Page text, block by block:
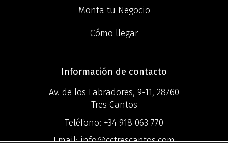
Monta tu Negocio
Cómo llegar
Información de contacto
Av. de los Labradores, 9-11, 28760
Tres Cantos
Teléfono: +34 918 063 770
Email:info@cctrescantos.com